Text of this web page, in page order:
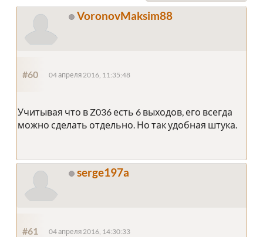
VoronovMaksim88
#60 04 апреля 2016, 11:35:48
Учитывая что в Z036 есть 6 выходов, его всегда
можно сделать отдельно. Но так удобная штука.
serge197a
#61 04 апреля 2016, 14:30:33